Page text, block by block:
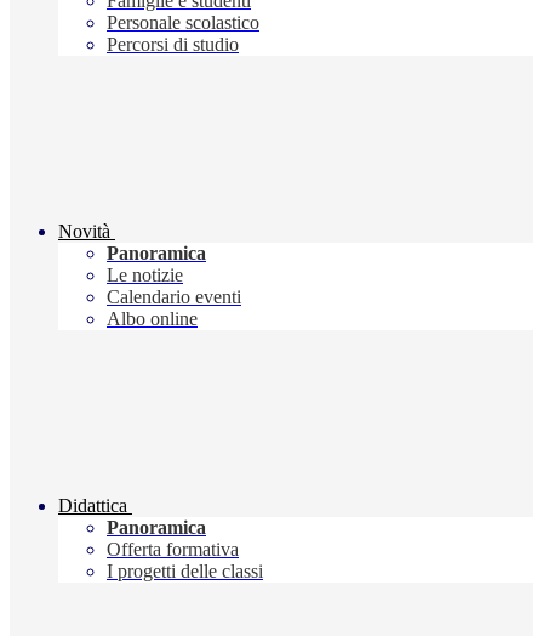
Personale scolastico
Percorsi di studio
Novità
Panoramica
Le notizie
Calendario eventi
Albo online
Didattica
Panoramica
Offerta formativa
I progetti delle classi